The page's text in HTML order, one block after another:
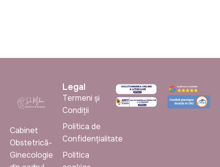
Cabinet
Obstetrică-
Ginecologie
Legal
Termeni și
Condiții
Politica de
Confidențialitate
Politica